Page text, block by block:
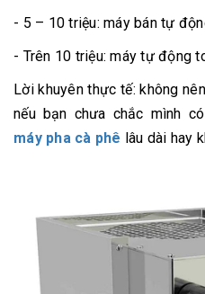
- 5 – 10 triệu: máy bán tự
- Trên 10 triệu: máy tự động
Lời khuyên thực tế: không
nếu bạn chưa chắc mình
máy pha cà phê lâu dài hay